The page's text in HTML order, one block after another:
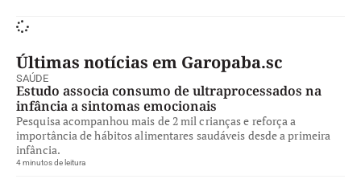
Últimas notícias em Garopaba.sc
SAÚDE
Estudo associa consumo de ultraprocessados na
infância a sintomas emocionais
Pesquisa acompanhou mais de 2 mil crianças e reforça a
importância de hábitos alimentares saudáveis desde a primeira
infância.
4 minutos de leitura